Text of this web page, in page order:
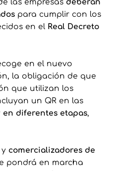
las empresas deberán
para cumplir con los
en el Real Decreto
en el nuevo
la obligación de que
que utilizan los
un QR en las
diferentes etapas,
comercializadores de
pondrá en marcha